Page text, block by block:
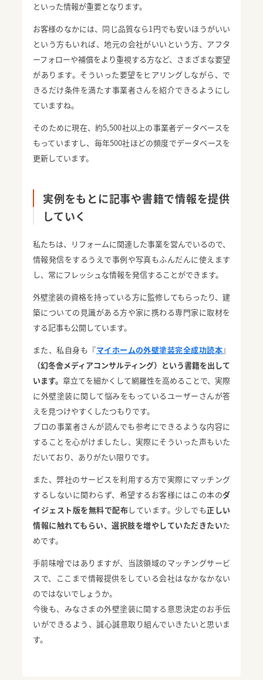
といった情報が重要となります。
お客様のなかには、同じ品質なら1円でも安いほうがいい
という方もいれば、地元の会社がいいという方、アフタ
ーフォローや補償をより重視する方など、さまざまな要望
があります。そういった要望をヒアリングしながら、で
きるだけ条件を満たす事業者さんを紹介できるようにし
ていますね。
そのために現在、約5,500社以上の事業者データベースを
もっていますし、毎年500社ほどの頻度でデータベースを
更新しています。
実例をもとに記事や書籍で情報を提供
していく
私たちは、リフォームに関連した事業を営んでいるので、
情報発信をするうえで事例や写真もふんだんに使えます
し、常にフレッシュな情報を発信することができます。
外壁塗装の資格を持っている方に監修してもらったり、建
築についての見識がある方や家に携わる専門家に取材を
する記事も公開しています。
また、私自身も『マイホームの外壁塗装完全成功読本』
（幻冬舎メディアコンサルティング）という書籍を出して
います。 章立てを細かくして網羅性を高めることで、実際
に外壁塗装に関して悩みをもっているユーザーさんが答
えを見つけやすくしたつもりです。
プロの事業者さんが読んでも参考にできるような内容に
することを心がけましたし、実際にそういった声もいた
だいており、ありがたい限りです。
また、弊社のサービスを利用する方で実際にマッチング
するしないに関わらず、希望するお客様にはこの本のダ
イジェスト版を無料で配布しています。少しでも正しい
情報に触れてもらい、選択肢を増やしていただきたいた
めです。
手前味噌ではありますが、当該領域のマッチングサービ
スで、ここまで情報提供をしている会社はなかなかない
のではないでしょうか。
今後も、みなさまの外壁塗装に関する意思決定のお手伝
いができるよう、誠心誠意取り組んでいきたいと思いま
す。